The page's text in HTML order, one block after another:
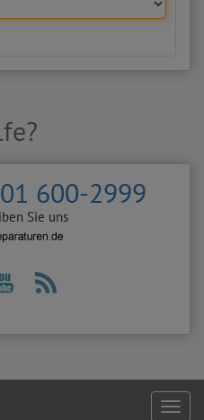
600-2999
Sie uns
Footer